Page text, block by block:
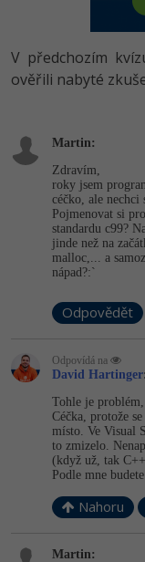
HTML5,
SQL a
React
Spring
Best
PHP
HTML /
UML a
MySQL/
Vývojář
Tester
Grafik /
3D grafik
-
C++
Swift -80%
Kotlin -
C -80%
VB.NET
SQL
Návrh
Umělá
V předchozím
ověřili nabyté
Martin:
Zdravím,
roky jsem
céčko, ale
Pojmenovat si
standardu c99?
jinde než na
malloc,... a
nápad?:`
Odpovědět
Odpovídá na
David Hartinger:
Tohle je
Céčka, protože
místo. Ve Visual
to zmizelo.
(když už, tak
Podle mne
Nahoru
Martin: